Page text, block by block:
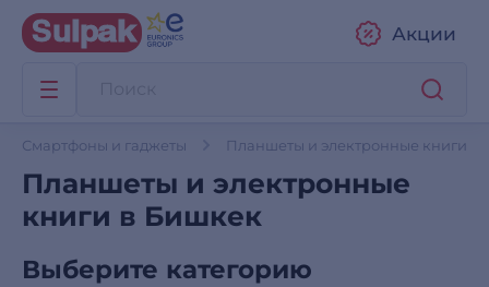
Акции
Смартфоны и гаджеты Планшеты и электронные книги
Планшеты и электронные
книги в Бишкек
Выберите категорию